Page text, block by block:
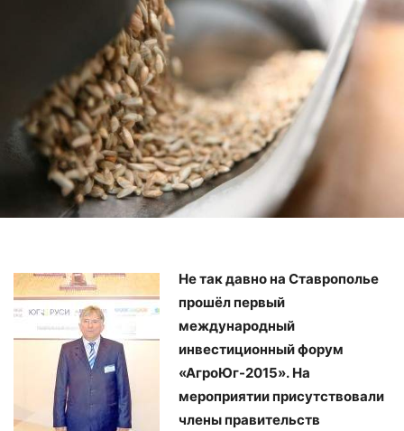
Не так давно на Ставрополье
прошёл первый
международный
инвестиционный форум
«АгроЮг-2015». На
членыправительств